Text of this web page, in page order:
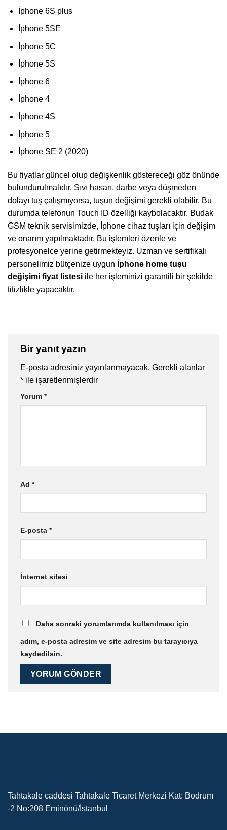
İphone 6S plus
İphone 5SE
İphone 5C
İphone 5S
İphone 6
İphone 4
İphone 4S
İphone 5
İphone SE 2 (2020)
Bu fiyatlar güncel olup değişkenlik göstereceği göz önünde
bulundurulmalıdır. Sıvı hasarı, darbe veya düşmeden
dolayı tuş çalışmıyorsa, tuşun değişimi gerekli olabilir. Bu
durumda telefonun Touch ID özelliği kaybolacaktır. Budak
GSM teknik servisimizde, İphone cihaz tuşları için değişim
ve onarım yapılmaktadır. Bu işlemleri özenle ve
profesyonelce yerine getirmekteyiz. Uzman ve sertifikalı
personelimiz bütçenize uygun İphone home tuşu
değişimi fiyat listesi ile her işleminizi garantili bir şekilde
titizlikle yapacaktır.
Bir yanıt yazın
E-posta adresiniz yayınlanmayacak. Gerekli alanlar
* ile işaretlenmişlerdir
Yorum *
Ad *
E-posta *
İnternet sitesi
Daha sonraki yorumlarımda kullanılması için
adım, e-posta adresim ve site adresim bu tarayıcıya
kaydedilsin.
Tahtakale caddesi Tahtakale Ticaret Merkezi Kat: Bodrum
-2 No:208 Eminönü/İstanbul